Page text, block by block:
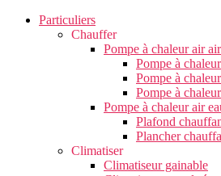
Particuliers
Chauffer
Pompe à chaleur air
Pompe à
Pompe à
Pompe à
Pompe à chaleur air
Plafond
Plancher
Climatiser
Climatiseur gainable